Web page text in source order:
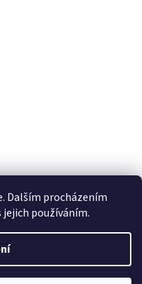
Dalším procházením
používáním.